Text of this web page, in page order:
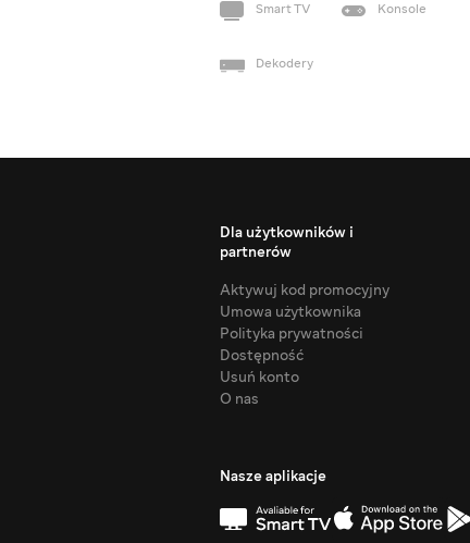
Smart TV Konsole
Dekodery
Dla użytkowników i
partnerów
Aktywuj kod promocyjny
Umowa użytkownika
Polityka prywatności
Dostępność
Usuń konto
O nas
Nasze aplikacje